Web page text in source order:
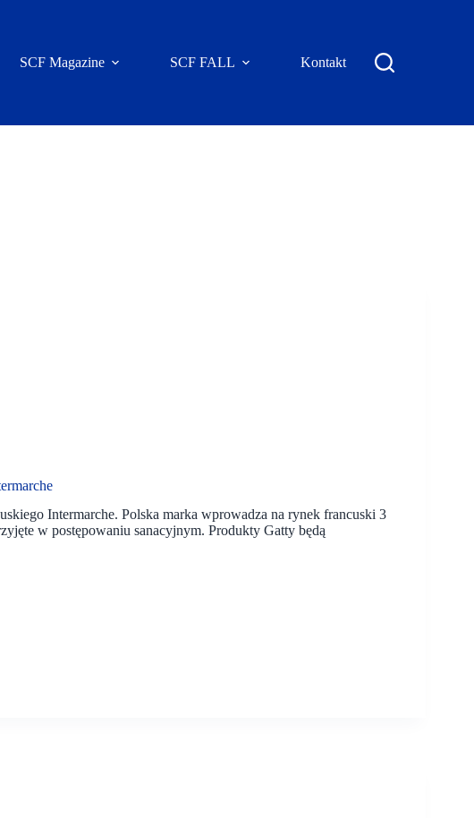
SCF Magazine SCF FALL Kontakt
Intermarche. Polska marka wprowadza na rynek francuski 3
w postępowaniu sanacyjnym. Produkty Gatty będą